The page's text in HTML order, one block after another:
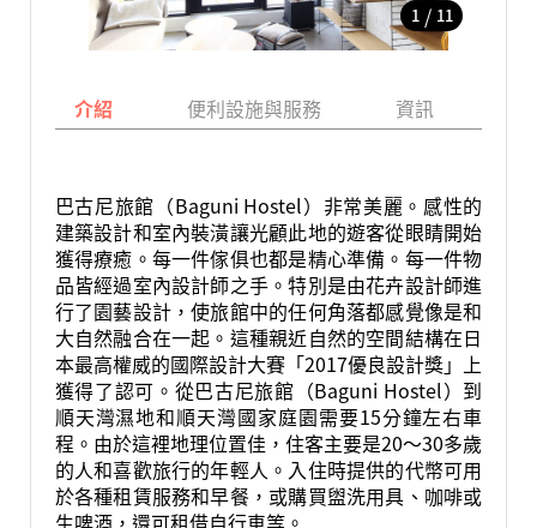
1 / 11
介紹 便利設施與服務 資訊
巴古尼旅館（Baguni Hostel）非常美麗。感性的
建築設計和室內裝潢讓光顧此地的遊客從眼睛開始
獲得療癒。每一件傢俱也都是精心準備。每一件物
品皆經過室內設計師之手。特別是由花卉設計師進
行了園藝設計，使旅館中的任何角落都感覺像是和
大自然融合在一起。這種親近自然的空間結構在日
本最高權威的國際設計大賽「2017優良設計獎」上
獲得了認可。從巴古尼旅館（Baguni Hostel）到
順天灣濕地和順天灣國家庭園需要15分鐘左右車
程。由於這裡地理位置佳，住客主要是20～30多歲
的人和喜歡旅行的年輕人。入住時提供的代幣可用
於各種租賃服務和早餐，或購買盥洗用具、咖啡或
生啤酒，還可租借自行車等。